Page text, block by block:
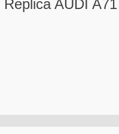
Replica AUDI A71